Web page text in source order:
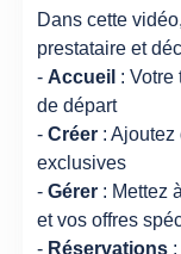
Dans cette
prestataire et
- Accueil : Votre
de départ
-Créer :
exclusives
-Gérer : Mettez
et vos offres
- Réservations